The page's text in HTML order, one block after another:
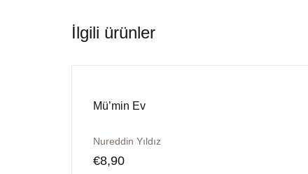
İlgili ürünler
Mü’min Ev
Nureddin Yıldız
€8,90